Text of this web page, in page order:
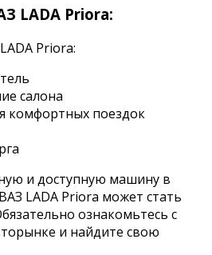
LADA Priora:
салона
комфортных поездок
и доступную машину в
LADA Priora может стать
ознакомьтесь с
и найдите свою